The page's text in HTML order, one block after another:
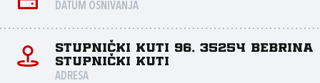
DATUM OSNIVANJA
Stupnički Kuti 96, 35254 Bebrina
Stupnički Kuti
ADRESA